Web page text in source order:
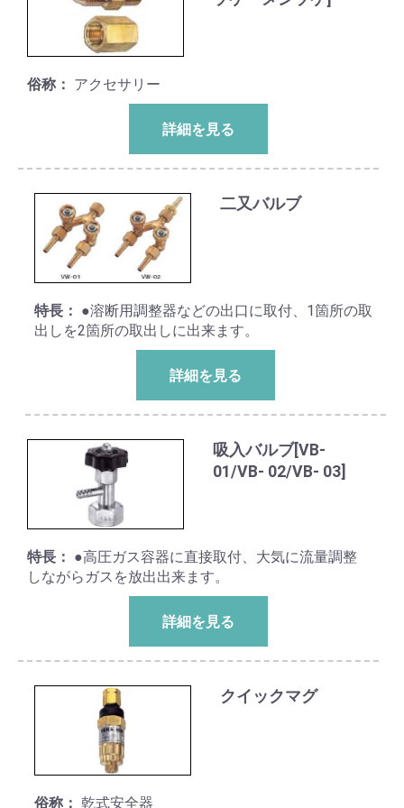
俗称： アクセサリー
詳細を見る
二又バルブ
特長： ●溶断用調整器などの出口に取付、1箇所の取
出しを2箇所の取出しに出来ます。
詳細を見る
吸入バルブ[VB-
01/VB- 02/VB- 03]
特長： ●高圧ガス容器に直接取付、大気に流量調整
しながらガスを放出出来ます。
詳細を見る
クイックマグ
俗称： 乾式安全器